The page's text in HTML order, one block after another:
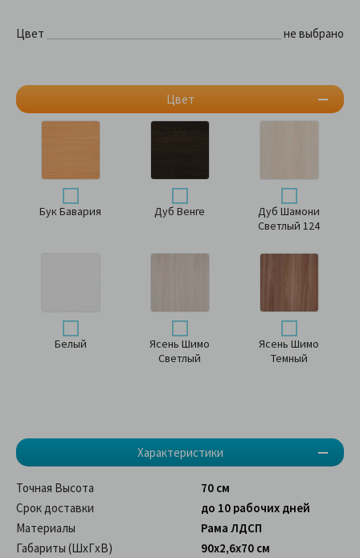
Цвет не выбрано
Цвет
Бук Бавария Дуб Венге
Дуб Шамони
Светлый 124
Белый
Ясень Шимо
Светлый
Ясень Шимо
Темный
Характеристики
Точная Высота
70 см
Срок доставки
до 10 рабочих дней
Материалы
Рама ЛДСП
Габариты (ШхГхВ)
90х2,6х70 см